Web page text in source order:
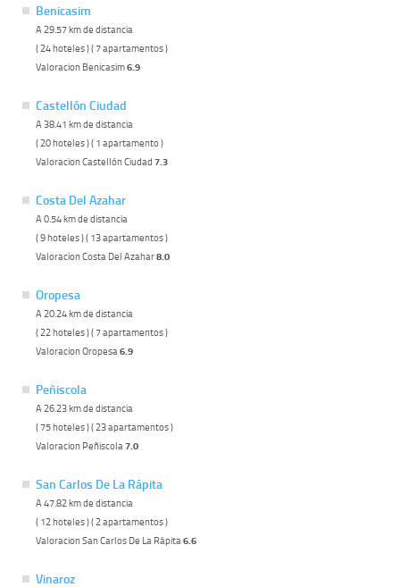
Benicasim
A 29.57 km de distancia
( 24 hoteles ) ( 7 apartamentos )
Valoracion Benicasim6.9
Castellón Ciudad
A 38.41 km de distancia
( 20 hoteles ) ( 1 apartamento )
Valoracion Castellón Ciudad 7.3
Costa Del Azahar
A 0.54 km de distancia
( 9 hoteles ) ( 13 apartamentos )
Valoracion Costa Del Azahar8.0
Oropesa
A 20.24 km de distancia
( 22 hoteles ) ( 7 apartamentos )
Valoracion Oropesa 6.9
Peñiscola
A 26.23 km de distancia
( 75 hoteles ) ( 23 apartamentos )
Valoracion Peñiscola 7.0
San Carlos De La Rápita
A 47.82 km de distancia
( 12 hoteles ) ( 2 apartamentos )
Valoracion San Carlos De La Rápita 6.6
Vinaroz